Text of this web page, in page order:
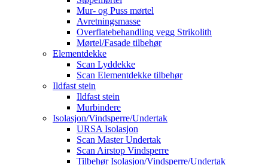
Mur- og Puss mørtel
Avretningsmasse
Overflatebehandling vegg Strikolith
Mørtel/Fasade tilbehør
Elementdekke
Scan Lyddekke
Scan Elementdekke tilbehør
Ildfast stein
Ildfast stein
Murbindere
Isolasjon/Vindsperre/Undertak
URSA Isolasjon
Scan Master Undertak
Scan Airstop Vindsperre
Tilbehør Isolasjon/Vindsperre/Undertak